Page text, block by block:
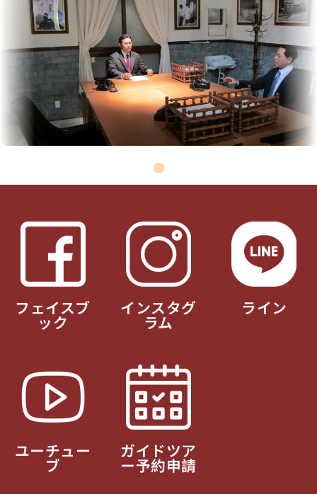
フェイスブ
ック
インスタグ
ラム
ライン
ユーチュー
ブ
ガイドツア
ー予約申請